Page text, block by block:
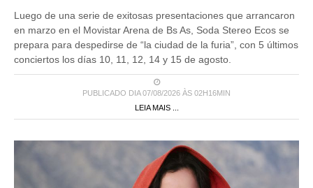
Luego de una serie de exitosas presentaciones que arrancaron
en marzo en el Movistar Arena de Bs As, Soda Stereo Ecos se
prepara para despedirse de “la ciudad de la furia”, con 5 últimos
conciertos los días 10, 11, 12, 14 y 15 de agosto.
PUBLICADO DIA 07/08/2026 ÀS 02H16MIN
LEIA MAIS ...